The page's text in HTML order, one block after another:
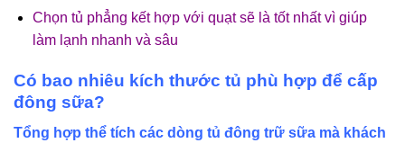
Chọn tủ phẳng kết hợp với quạt sẽ là tốt nhất vì giúp
làm lạnh nhanh và sâu
Có bao nhiêu kích thước tủ phù hợp để cấp
đông sữa?
Tổng hợp thể tích các dòng tủ đông trữ sữa mà khách